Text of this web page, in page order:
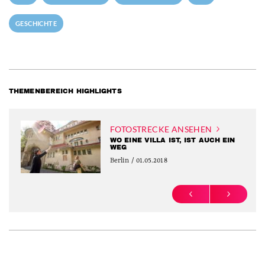
GESCHICHTE
THEMENBEREICH HIGHLIGHTS
FOTOSTRECKE ANSEHEN
WO EINE VILLA IST, IST AUCH EIN
WEG
Berlin / 01.05.2018
PREVIOUS NEXT